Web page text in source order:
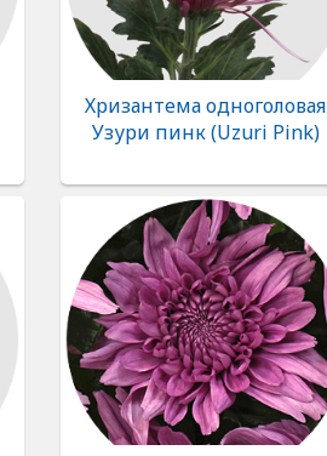
Хризантема одноголовая
Узури пинк (Uzuri Pink)